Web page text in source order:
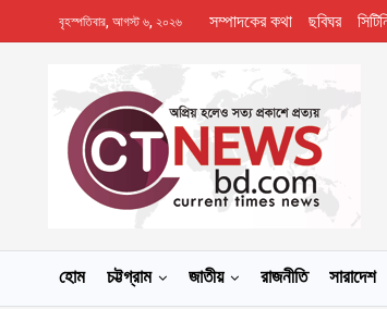
বৃহস্পতিবার, আগস্ট ৬, ২০২৬ সম্পাদকের কথা ছবিঘর
হোম চট্টগ্রাম জাতীয় রাজনীতি সারাদেশ